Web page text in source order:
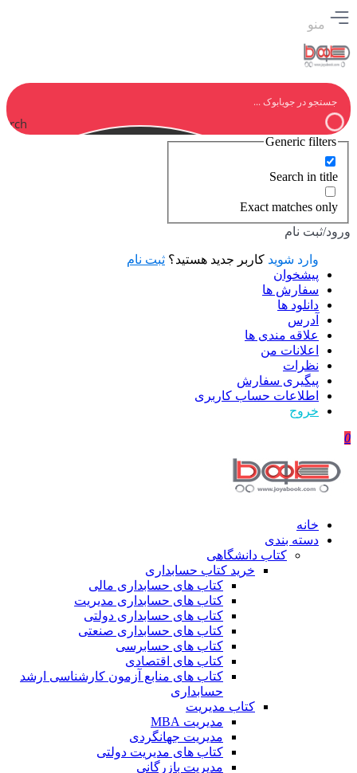
منو
Generic filters
Search in title
Exact matches only
ورود/ثبت نام
وارد شوید کاربر جدید هستید؟ ثبت نام
پیشخوان
سفارش ها
دانلود ها
آدرس
علاقه مندی ها
اعلانات من
نظرات
پیگیری سفارش
اطلاعات حساب كاربری
خروج
0
خانه
دسته بندی
کتاب دانشگاهی
خرید کتاب حسابداری
کتاب های حسابداری مالی
کتاب های حسابداری مدیریت
کتاب های حسابداری دولتی
کتاب های حسابداری صنعتی
کتاب های حسابرسی
کتاب های اقتصادی
کتاب های منابع آزمون کارشناسی ارشد
حسابداری
کتاب مدیریت
مدیریت MBA
مدیریت جهانگردی
کتاب های مدیریت دولتی
مدیریت بازرگانی